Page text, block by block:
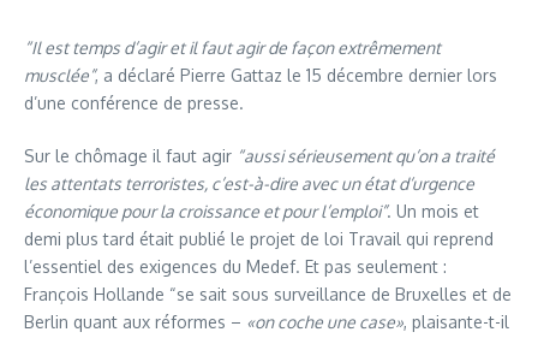
“Il est temps d’agir et il faut agir de façon extrêmement
musclée”, a déclaré Pierre Gattaz le 15 décembre dernier lors
d’une conférence de presse.
Sur le chômage il faut agir “aussi sérieusement qu’on a traité
les attentats terroristes, c’est-à-dire avec un étatd’urgence
économique pour la croissance et pour l’emploi”. Un mois et
demi plus tard était publié le projet de loi Travail qui reprend
l’essentiel des exigences du Medef. Et pas seulement :
François Hollande “se sait sous surveillance de Bruxelles et de
Berlin quant aux réformes – «on coche une case», plaisante-t-il